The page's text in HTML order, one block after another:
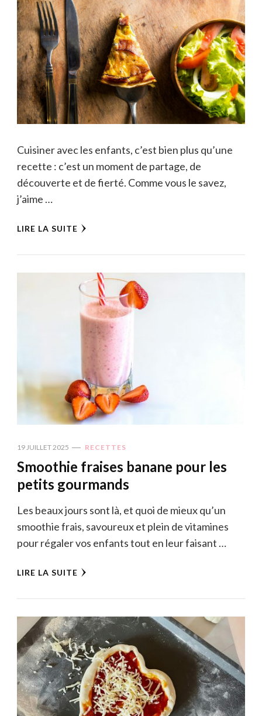
Cuisiner avec les enfants, c’est bien plus qu’une
recette : c’est un moment de partage, de
découverte et de fierté. Comme vous le savez,
j’aime …
LIRE LA SUITE
19 JUILLET 2025 RECETTES
Smoothie fraises banane pour les
petits gourmands
Les beaux jours sont là, et quoi de mieux qu’un
smoothie frais, savoureux et plein de vitamines
pour régaler vos enfants tout en leur faisant …
LIRE LA SUITE